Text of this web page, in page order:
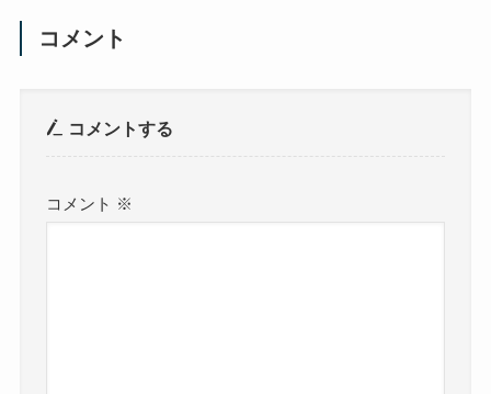
コメント
コメントする
コメント ※